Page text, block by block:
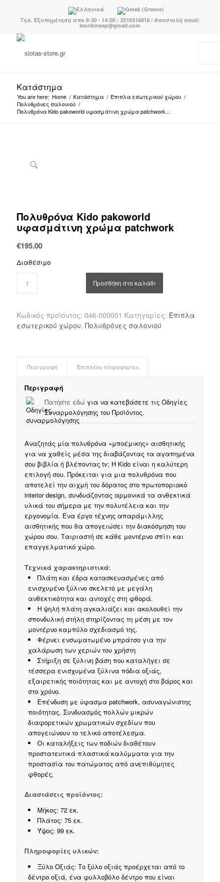
Τηλ. Εξυπηρέτηση απο 9:30 - 14:00 : 2510316816 / Αποστολή email:
leonkinsep@gmail.com
Κατάστημα
You are here: Home / Κατάστημα / Έπιπλα εσωτερικού χώρου /
Πολυθρόνες σαλονιού /
Πολυθρόνα Kido pakoworld υφασμάτινη χρώμα patchwork...
Πολυθρόνα Kido pakoworld
υφασμάτινη χρώμα patchwork
€195.00
Διαθέσιμο
Προσθήκη στο καλάθι
Κωδικός προϊόντος: 046-000001 Κατηγορίες: Έπιπλα
εσωτερικού χώρου, Πολυθρόνες σαλονιού
Περιγραφή Επιπλέον πληροφορίες
Περιγραφή
Πατήστε εδώ για να κατεβάσετε τις Οδηγίες
Συναρμολόγησης του Προϊόντος.
Αναζητάς μία πολυθρόνα «μποέμικης» αισθητικής
για να χαθείς μέσα της διαβάζοντας τα αγαπημένα
σου βιβλία ή βλέποντας tv; H Kido είναι η καλύτερη
επιλογή σου. Πρόκειται για μια πολυθρόνα που
αποτελεί την αιχμή του δόρατος στο πρωτοποριακό
interior design, συνδυάζοντας αρμονικά τα ανθεκτικά
υλικά του σήμερα με την πολυτέλεια και την
εργονομία. Ένα έργο τέχνης απαράμιλλης
αισθητικής που θα απογειώσει την διακόσμηση του
χώρου σου. Ταιριαστή σε κάθε μοντέρνο σπίτι και
επαγγελματικό χώρο.
Τεχνικά χαρακτηριστικά:
Πλάτη και έδρα κατασκευασμένες από
ενισχυμένο ξύλινο σκελετό με μεγάλη
ανθεκτικότητα και αντοχές στη φθορά.
Η ψηλή πλάτη αγκαλιάζει και ακολουθεί την
σπονδυλική στήλη στηρίζοντας τη μέση με τον
μοντέρνο καμπύλο σχεδιασμό της.
Φέρνει ενσωματωμένο μπράτσο για την
χαλάρωση των χεριών του χρήστη
Στήριξη σε ξύλινη βάση που καταλήγει σε
τέσσερα ενισχυμένα ξύλινα πόδια οξιάς,
εξαιρετικής ποιότητας και με αντοχή στο βάρος και
στο χρόνο.
Επένδυση με ύφασμα patchwork, ασυναγώνιστης
ποιότητας. Συνδυασμός πολλών μικρών
διαφορετικών χρωματικών σχεδίων που
απογειώνουν το τελικό αποτέλεσμα.
Οι καταλήξεις των ποδιών διαθέτουν
προστατευτικά πλαστικά καλύμματα για την
προστασία του πατώματος από ανεπιθύμητες
φθορές.
Διαστάσεις προϊόντος:
Μήκος: 72 εκ.
Πλάτος: 75 εκ.
Ύψος: 99 εκ.
Πληροφορίες υλικών:
Ξύλο Οξιάς: Το ξύλο οξιάς προέρχεται από το
δέντρο οξιά, ένα φυλλοβόλο δέντρο που είναι